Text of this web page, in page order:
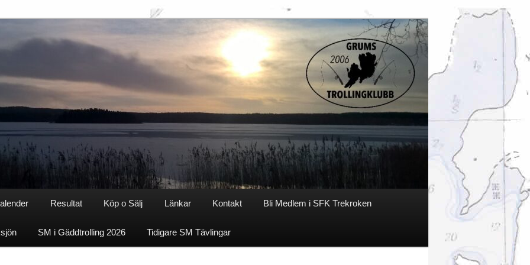
Resultat Köp o Sälj Länkar Kontakt Bli Medlem i SFK Trekroken
SM i Gäddtrolling 2026 Tidigare SM Tävlingar